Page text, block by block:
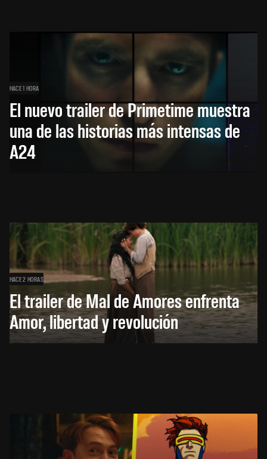
HACE 1 HORA
El nuevo trailer de Primetime muestra
una de las historias más intensas de
A24
HACE 2 HORAS
El trailer de Mal de Amores enfrenta
Amor, libertad y revolución